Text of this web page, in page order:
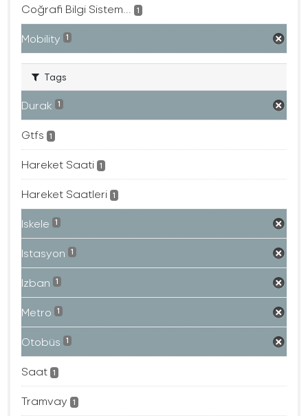
Coğrafi Bilgi Sistem... 1
Mobility 1
Tags
Durak 1
Gtfs 1
Hareket Saati 1
Hareket Saatleri 1
Iskele 1
Istasyon 1
Izban 1
Metro 1
Otobüs 1
Saat 1
Tramvay 1